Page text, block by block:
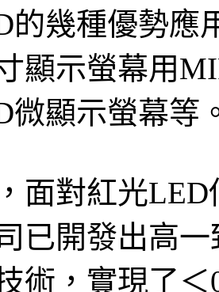
的幾種優勢應
顯示螢幕用
微顯示螢幕等
面對紅光
已開發出高
術，實現了